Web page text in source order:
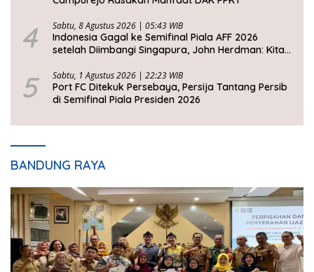
4 Sabtu, 8 Agustus 2026 | 05:43 WIB
Indonesia Gagal ke Semifinal Piala AFF 2026
setelah Diimbangi Singapura, John Herdman: Kita
5 Sabtu, 1 Agustus 2026 | 22:23 WIB
Port FC Ditekuk Persebaya, Persija Tantang Persib
di Semifinal Piala Presiden 2026
BANDUNG RAYA